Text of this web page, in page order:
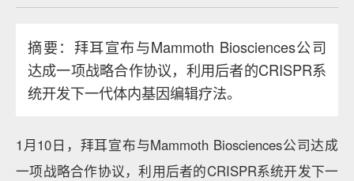
摘要：拜耳宣布与Mammoth Biosciences公司
达成一项战略合作协议，利用后者的CRISPR系
统开发下一代体内基因编辑疗法。
1月10日，拜耳宣布与Mammoth Biosciences公司达成
一项战略合作协议，利用后者的CRISPR系统开发下一